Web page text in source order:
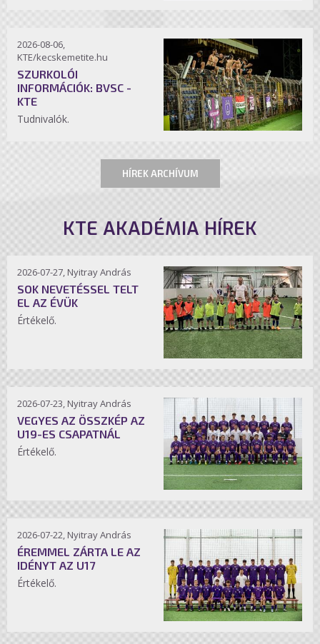
2026-08-06,
KTE/kecskemetite.hu
SZURKOLÓI
INFORMÁCIÓK: BVSC -
KTE
Tudnivalók.
HÍREK ARCHÍVUM
KTE AKADÉMIA HÍREK
2026-07-27, Nyitray András
SOK NEVETÉSSEL TELT
EL AZ ÉVÜK
Értékelő.
2026-07-23, Nyitray András
VEGYES AZ ÖSSZKÉP AZ
U19-ES CSAPATNÁL
Értékelő.
2026-07-22, Nyitray András
ÉREMMEL ZÁRTA LE AZ
IDÉNYT AZ U17
Értékelő.